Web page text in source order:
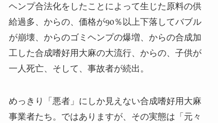
ヘンプ合法化をしたことによって生じた原料の供
給過多、からの、価格が90％以上下落してバブル
が崩壊、からのゴミヘンプの爆増、からの合成加
工した合成嗜好用大麻の大流行、からの、子供が
一人死亡、そして、事故者が続出。
めっきり「悪者」にしか見えない合成嗜好用大麻
事業者たち。ではありますが、その実態は「元々